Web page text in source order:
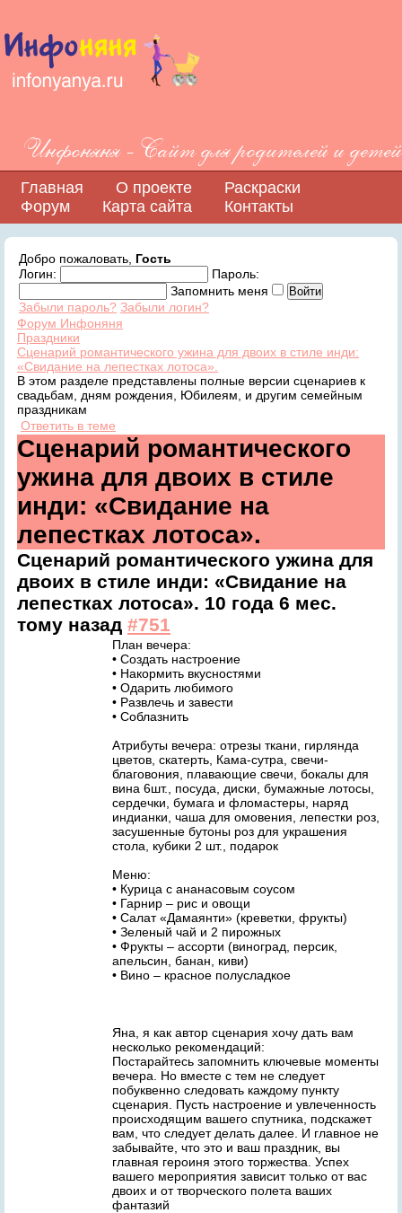
Инфоняня - Сайт для родителей и детей
Главная О проекте
Раскраски
Форум
Карта сайта Контакты
Добро пожаловать, Гость
Логин:
Пароль:
Запомнить меня
Забыли пароль? Забыли логин?
Форум Инфоняня
Праздники
Сценарий романтического ужина для двоих в стиле инди:
«Свидание на лепестках лотоса».
В этом разделе представлены полные версии сценариев к
свадьбам, дням рождения, Юбилеям, и другим семейным
праздникам
Ответить в теме
Сценарий романтического
ужина для двоих в стиле
инди: «Свидание на
лепестках лотоса».
Сценарий романтического ужина для
двоих в стиле инди: «Свидание на
лепестках лотоса». 10 года 6 мес.
тому назад #751
План вечера:
• Создать настроение
• Накормить вкусностями
• Одарить любимого
• Развлечь и завести
• Соблазнить
Атрибуты вечера: отрезы ткани, гирлянда
цветов, скатерть, Кама-сутра, свечи-
благовония, плавающие свечи, бокалы для
вина 6шт., посуда, диски, бумажные лотосы,
сердечки, бумага и фломастеры, наряд
индианки, чаша для омовения, лепестки роз,
засушенные бутоны роз для украшения
стола, кубики 2 шт., подарок
Меню:
• Курица с ананасовым соусом
• Гарнир – рис и овощи
• Салат «Дамаянти» (креветки, фрукты)
• Зеленый чай и 2 пирожных
• Фрукты – ассорти (виноград, персик,
апельсин, банан, киви)
• Вино – красное полусладкое
Яна, я как автор сценария хочу дать вам
несколько рекомендаций:
Постарайтесь запомнить ключевые моменты
вечера. Но вместе с тем не следует
побуквенно следовать каждому пункту
сценария. Пусть настроение и увлеченность
происходящим вашего спутника, подскажет
вам, что следует делать далее. И главное не
забывайте, что это и ваш праздник, вы
главная героиня этого торжества. Успех
вашего мероприятия зависит только от вас
двоих и от творческого полета ваших
фантазий